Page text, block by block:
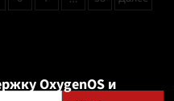
OxygenOS и